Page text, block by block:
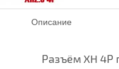
Описание
Разъём XH 4P